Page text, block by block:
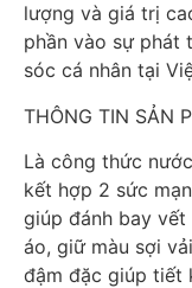
lượng và giá trị
phần vào sự phát
sóc cá nhân tại
THÔNG TIN SẢN
Là công thức
kết hợp 2 sức
giúp đánh bay
áo, giữ màu sợi
đậm đặc giúp tiết